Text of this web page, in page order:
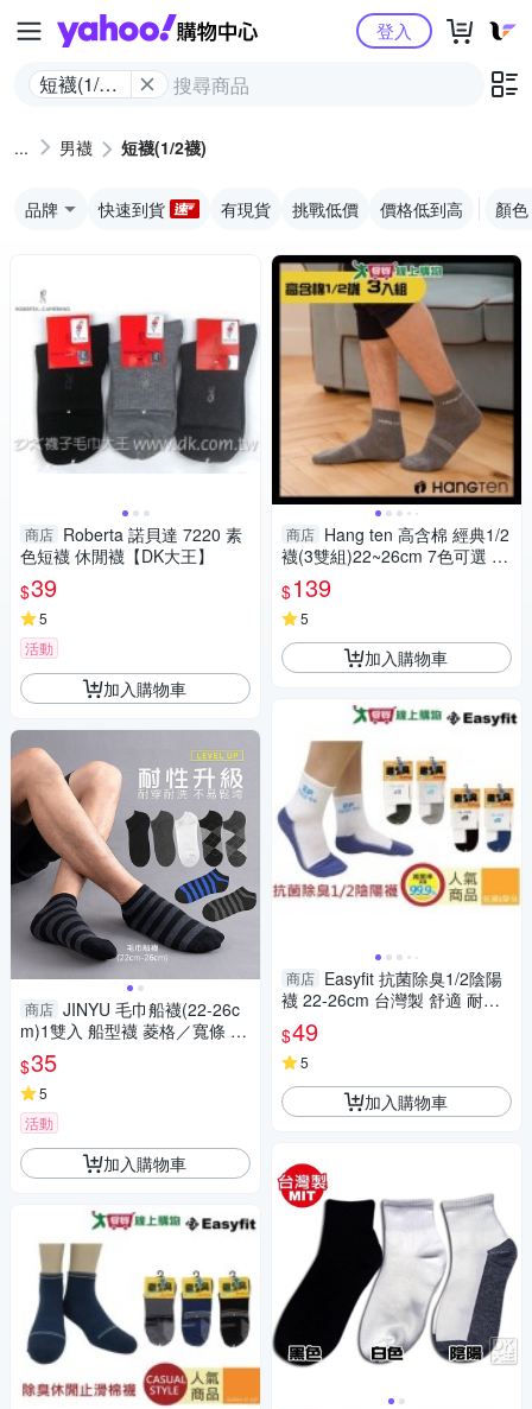
Yahoo購物中心
短襪(1/2
登入
男襪 短襪(1/2襪)
品牌 快速到貨 有現貨 挑戰低價 價格低到高 顏色
商店 Roberta 諾貝達 7220 素
色短襪 休閒襪【DK大王】
$39
5
活動
加入購物車
商店 JINYU 毛巾船襪(22-26c
m)1雙入 船型襪 菱格／寬條 款
式可選【小三美日】 DS01284
7MIT台灣製 錦裕 VOLA
$35
5
活動
加入購物車
商店 Hang ten 高含棉 經典1/2
襪(3雙組)22~26cm 7色可選 萊
卡彈性紗 台灣製 襪子【愛買】
$139
5
加入購物車
商店 Easyfit 抗菌除臭1/2陰陽
襪 22-26cm 台灣製 舒適 耐穿
不咬腳 襪子 短襪【愛買】
$49
5
加入購物車